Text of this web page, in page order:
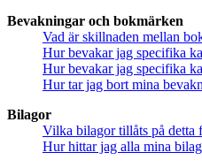
Bevakningar och bokmärken
Vad är skillnaden mellan
Hur bevakar jag specifika
Hur bevakar jag specifika
Hur tar jag bort mina
Bilagor
Vilka bilagor tillåts på detta
Hur hittar jag alla mina